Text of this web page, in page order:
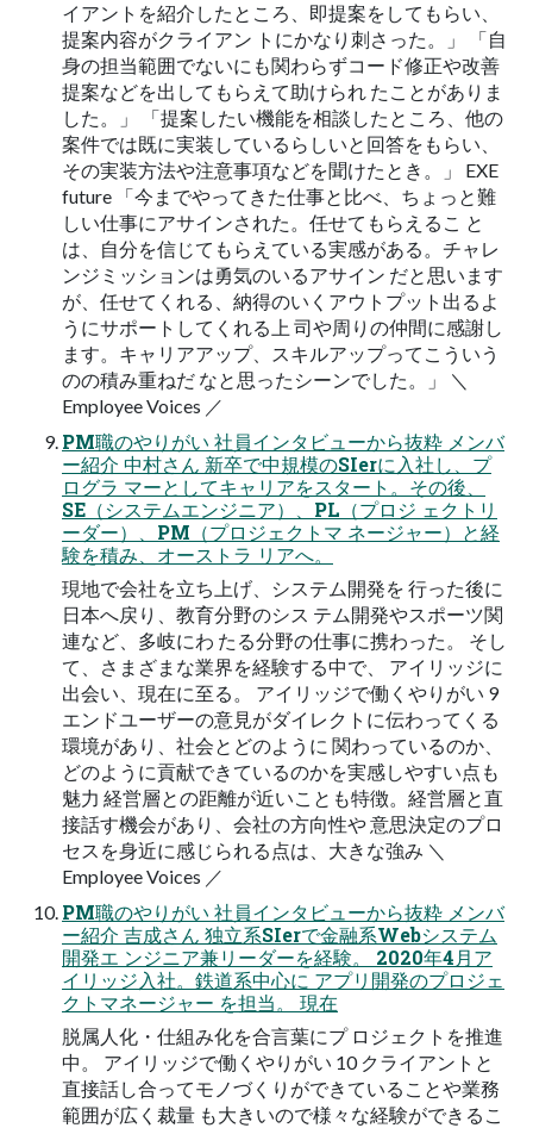
イアントを紹介したところ、即提案をしてもらい、
提案内容がクライアン トにかなり刺さった。」 「自
身の担当範囲でないにも関わらずコード修正や改善
提案などを出してもらえて助けられ たことがありま
した。」 「提案したい機能を相談したところ、他の
案件では既に実装しているらしいと回答をもらい、
その実装方法や注意事項などを聞けたとき。」 EXE
future 「今までやってきた仕事と比べ、ちょっと難
しい仕事にアサインされた。任せてもらえるこ と
は、自分を信じてもらえている実感がある。チャレ
ンジミッションは勇気のいるアサイン だと思います
が、任せてくれる、納得のいくアウトプット出るよ
うにサポートしてくれる上 司や周りの仲間に感謝し
ます。キャリアアップ、スキルアップってこういう
のの積み重ねだ なと思ったシーンでした。」 ＼
Employee Voices ／
PM職のやりがい 社員インタビューから抜粋 メンバ
ー紹介 中村さん 新卒で中規模のSIerに入社し、プ
ログラ マーとしてキャリアをスタート。その後、
SE（システムエンジニア）、PL（プロジ ェクトリ
ーダー）、PM（プロジェクトマ ネージャー）と経
験を積み、オーストラ リアへ。
現地で会社を立ち上げ、システム開発を 行った後に
日本へ戻り、教育分野のシス テム開発やスポーツ関
連など、多岐にわ たる分野の仕事に携わった。 そし
て、さまざまな業界を経験する中で、 アイリッジに
出会い、現在に至る。 アイリッジで働くやりがい 9
エンドユーザーの意見がダイレクトに伝わってくる
環境があり、社会とどのように 関わっているのか、
どのように貢献できているのかを実感しやすい点も
魅力 経営層との距離が近いことも特徴。経営層と直
接話す機会があり、会社の方向性や 意思決定のプロ
セスを身近に感じられる点は、大きな強み ＼
Employee Voices ／
PM職のやりがい 社員インタビューから抜粋 メンバ
ー紹介 吉成さん 独立系SIerで金融系Webシステム
開発エ ンジニア兼リーダーを経験。 2020年4月ア
イリッジ入社。鉄道系中心に アプリ開発のプロジェ
クトマネージャー を担当。 現在
脱属人化・仕組み化を合言葉にプ ロジェクトを推進
中。 アイリッジで働くやりがい 10 クライアントと
直接話し合ってモノづくりができていることや業務
範囲が広く裁量 も大きいので様々な経験ができるこ